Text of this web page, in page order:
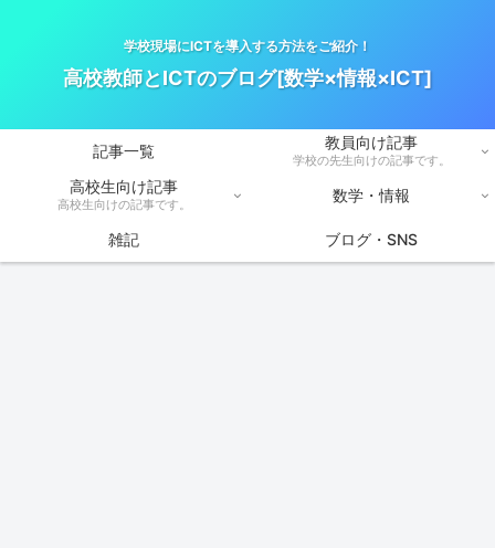
学校現場にICTを導入する方法をご紹介！
高校教師とICTのブログ[数学×情報×ICT]
記事一覧 教員向け記事
学校の先生向けの記事です。
高校生向け記事
高校生向けの記事です。 数学・情報
雑記 ブログ・SNS